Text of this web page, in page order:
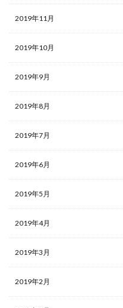
2019年11月
2019年10月
2019年9月
2019年8月
2019年7月
2019年6月
2019年5月
2019年4月
2019年3月
2019年2月